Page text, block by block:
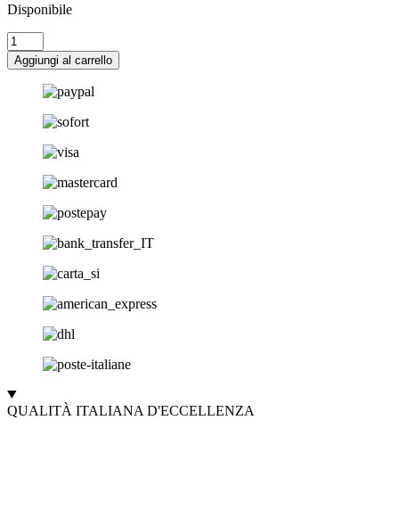
Disponibile
Coprivolante
Duo-
grip
quantità
Aggiungi al carrello
QUALITÀ ITALIANA D'ECCELLENZA